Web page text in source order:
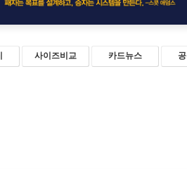
사이즈비교 카드뉴스